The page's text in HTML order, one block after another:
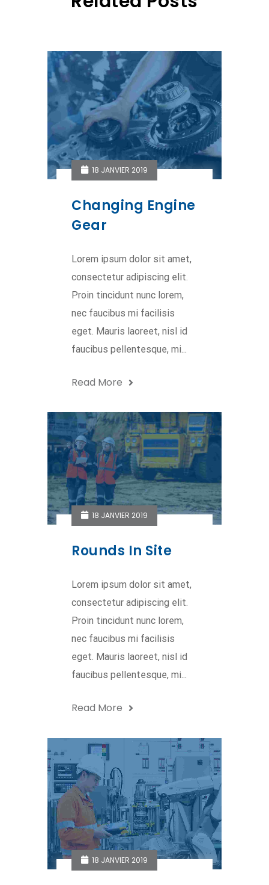
18 JANVIER 2019
Changing Engine
Gear
Lorem ipsum dolor sit amet,
consectetur adipiscing elit.
Proin tincidunt nunc lorem,
nec faucibus mi facilisis
eget. Mauris laoreet, nisl id
faucibus pellentesque, mi...
Read More
18 JANVIER 2019
Rounds In Site
Lorem ipsum dolor sit amet,
consectetur adipiscing elit.
Proin tincidunt nunc lorem,
nec faucibus mi facilisis
eget. Mauris laoreet, nisl id
faucibus pellentesque, mi...
Read More
18 JANVIER 2019